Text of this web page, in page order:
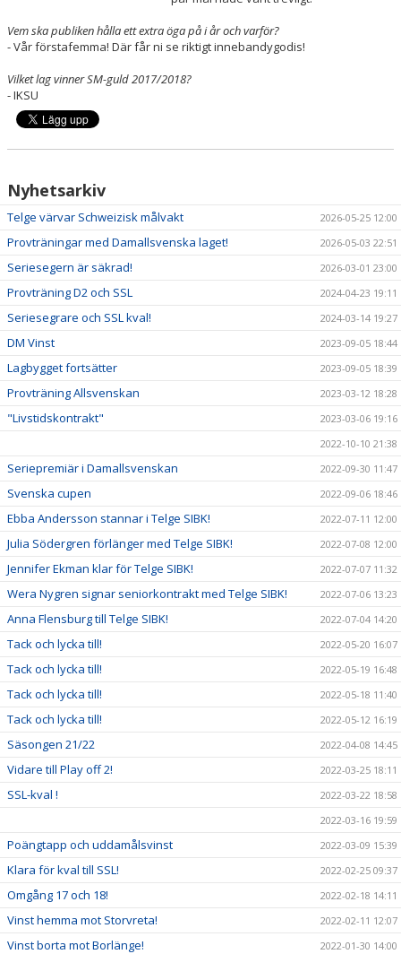
Vem ska publiken hålla ett extra öga på i år och varför?
- Vår förstafemma! Där får ni se riktigt innebandygodis!
Vilket lag vinner SM-guld 2017/2018?
- IKSU
Nyhetsarkiv
Telge värvar Schweizisk målvakt 2026-05-25 12:00
Provträningar med Damallsvenska laget! 2026-05-03 22:51
Seriesegern är säkrad! 2026-03-01 23:00
Provträning D2 och SSL 2024-04-23 19:11
Seriesegrare och SSL kval! 2024-03-14 19:27
DM Vinst 2023-09-05 18:44
Lagbygget fortsätter 2023-09-05 18:39
Provträning Allsvenskan 2023-03-12 18:28
"Livstidskontrakt"
2023-03-06 19:16
2022-10-10 21:38
Seriepremiär i Damallsvenskan 2022-09-30 11:47
Svenska cupen 2022-09-06 18:46
Ebba Andersson stannar i Telge SIBK! 2022-07-11 12:00
Julia Södergren förlänger med Telge SIBK! 2022-07-08 12:00
Jennifer Ekman klar för Telge SIBK! 2022-07-07 11:32
Wera Nygren signar seniorkontrakt med Telge SIBK! 2022-07-06 13:23
Anna Flensburg till Telge SIBK! 2022-07-04 14:20
Tack och lycka till! 2022-05-20 16:07
Tack och lycka till! 2022-05-19 16:48
Tack och lycka till! 2022-05-18 11:40
Tack och lycka till! 2022-05-12 16:19
Säsongen 21/22 2022-04-08 14:45
Vidare till Play off 2! 2022-03-25 18:11
SSL-kval !
2022-03-22 18:58
2022-03-16 19:59
Poängtapp och uddamålsvinst 2022-03-09 15:39
Klara för kval till SSL! 2022-02-25 09:37
Omgång 17 och 18! 2022-02-18 14:11
Vinst hemma mot Storvreta! 2022-02-11 12:07
Vinst borta mot Borlänge! 2022-01-30 14:00